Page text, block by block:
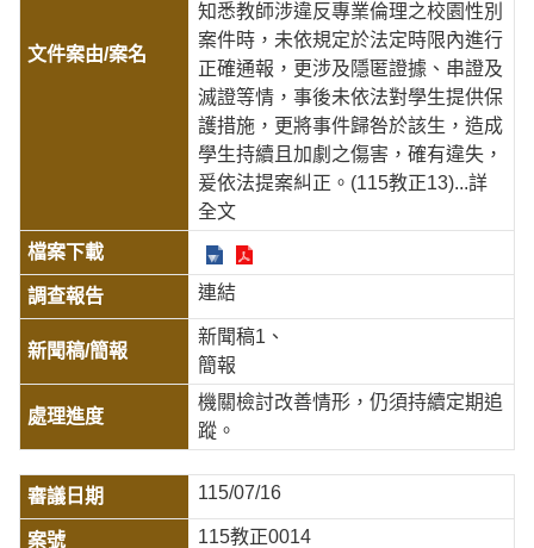
知悉教師涉違反專業倫理之校園性別
案件時，未依規定於法定時限內進行
正確通報，更涉及隱匿證據、串證及
滅證等情，事後未依法對學生提供保
護措施，更將事件歸咎於該生，造成
學生持續且加劇之傷害，確有違失，
爰依法提案糾正。(115教正13)...詳
全文
連結
新聞稿1
簡報
機關檢討改善情形，仍須持續定期追
蹤。
115/07/16
115教正0014